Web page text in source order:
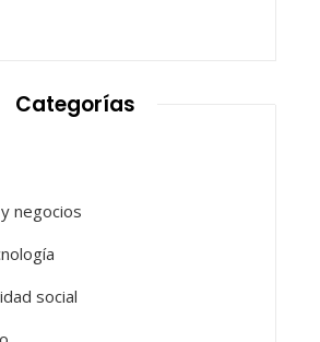
Categorías
negocios
social